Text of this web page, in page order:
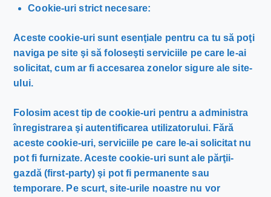
Cookie-uri strict necesare:
Aceste cookie-uri sunt esenţiale pentru ca tu să poţi
naviga pe site şi să foloseşti serviciile pe care le-ai
solicitat, cum ar fi accesarea zonelor sigure ale site-
ului.
Folosim acest tip de cookie-uri pentru a administra
înregistrarea şi autentificarea utilizatorului. Fără
aceste cookie-uri, serviciile pe care le-ai solicitat nu
pot fi furnizate. Aceste cookie-uri sunt ale părţii-
gazdă (first-party) şi pot fi permanente sau
temporare. Pe scurt, site-urile noastre nu vor